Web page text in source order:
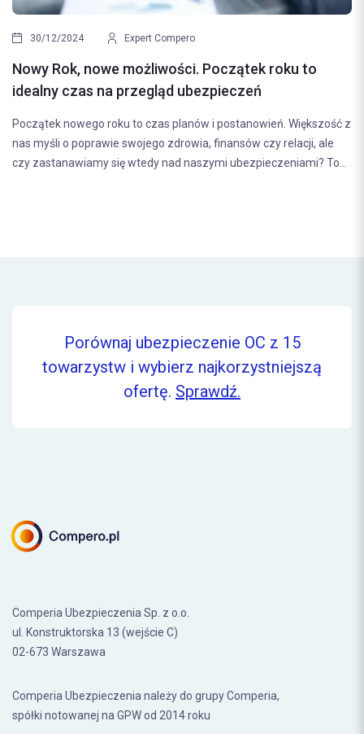
30/12/2024 Expert Compero
Nowy Rok, nowe możliwości. Początek roku to
idealny czas na przegląd ubezpieczeń
Początek nowego roku to czas planów i postanowień. Większość z
nas myśli o poprawie swojego zdrowia, finansów czy relacji, ale
czy zastanawiamy się wtedy nad naszymi ubezpieczeniami? To...
Porównaj ubezpieczenie OC z 15
towarzystw i wybierz najkorzystniejszą
ofertę. Sprawdź.
Comperia Ubezpieczenia Sp. z o.o.
ul. Konstruktorska 13 (wejście C)
02-673 Warszawa
Comperia Ubezpieczenia należy do grupy Comperia,
spółki notowanej na GPW od 2014 roku